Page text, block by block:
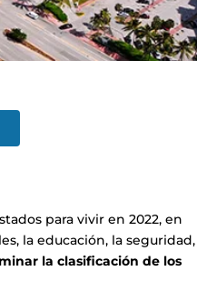
para vivir en 2022, en
la educación, la seguridad,
la clasificación de los